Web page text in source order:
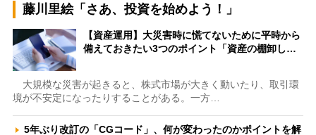
藤川里絵「さあ、投資を始めよう！」
【資産運用】大災害時に慌てないために平時から
備えておきたい3つのポイント「資産の棚卸し…
大規模な災害が起きると、株式市場が大きく動いたり、取引環
境が不安定になったりすることがある。一方…
5年ぶり改訂の「CGコード」、何が変わったのかポイントを解